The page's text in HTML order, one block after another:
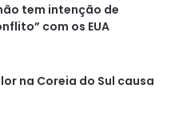
foi gerada à 0h58.
tem intenção de
com os EUA
na Coreia do Sul causa